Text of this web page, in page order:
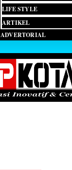
LIFE STYLE
ARTIKEL
ADVERTORIAL